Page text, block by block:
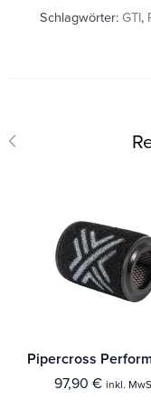
Schlagwörter: GTI,
97,90 € inkl.